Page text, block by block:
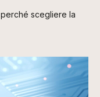
perché scegliere la